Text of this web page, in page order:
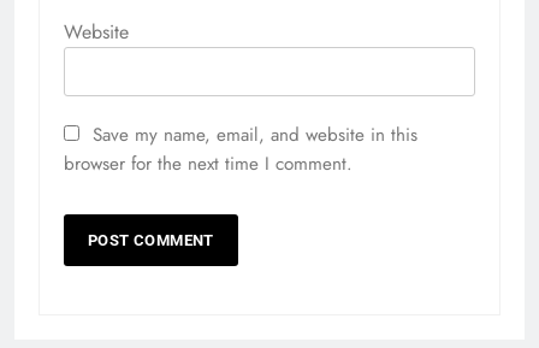
Website
Save my name, email, and website in this
browser for the next time I comment.